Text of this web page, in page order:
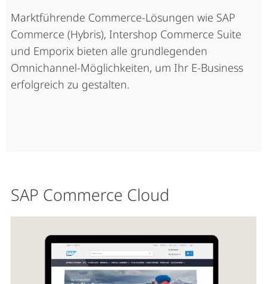
Marktführende Commerce-Lösungen wie SAP
Commerce (Hybris), Intershop Commerce Suite
und Emporix bieten alle grundlegenden
Omnichannel-Möglichkeiten, um Ihr E-Business
erfolgreich zu gestalten.
SAP Commerce Cloud